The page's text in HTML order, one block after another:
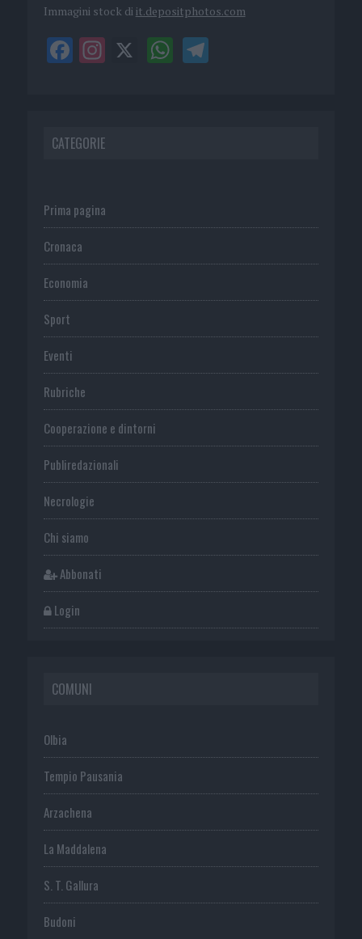
Immagini stock di it.depositphotos.com
CATEGORIE
Prima pagina
Cronaca
Economia
Sport
Eventi
Rubriche
Cooperazione e dintorni
Publiredazionali
Necrologie
Chi siamo
Abbonati
Login
COMUNI
Olbia
Tempio Pausania
Arzachena
La Maddalena
S. T. Gallura
Budoni